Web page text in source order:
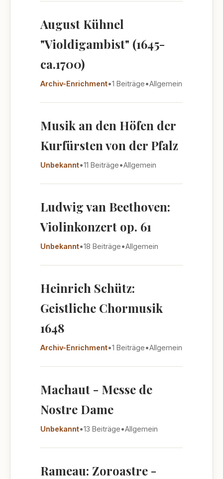
August Kühnel
"Violdigambist" (1645-
ca.1700)
Archiv-Enrichment•1 Beiträge•Allgemein
Musik an den Höfen der
Kurfürsten von der Pfalz
Unbekannt•11 Beiträge•Allgemein
Ludwig van Beethoven:
Violinkonzert op. 61
Unbekannt•18 Beiträge•Allgemein
Heinrich Schütz:
Geistliche Chormusik
1648
Archiv-Enrichment•1 Beiträge•Allgemein
Machaut - Messe de
Nostre Dame
Unbekannt•13 Beiträge•Allgemein
Rameau: Zoroastre -